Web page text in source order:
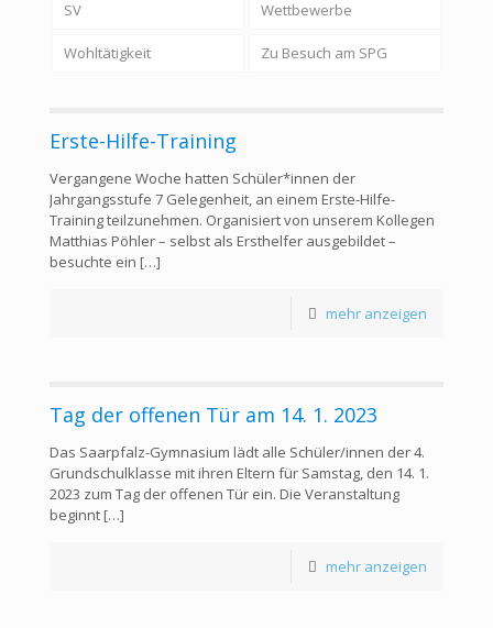
SV Wettbewerbe
Wohltätigkeit Zu Besuch am SPG
Erste-Hilfe-Training
Vergangene Woche hatten Schüler*innen der
Jahrgangsstufe 7 Gelegenheit, an einem Erste-Hilfe-
Training teilzunehmen. Organisiert von unserem Kollegen
Matthias Pöhler – selbst als Ersthelfer ausgebildet –
besuchte ein […]
mehr anzeigen
Tag der offenen Tür am 14. 1. 2023
Das Saarpfalz-Gymnasium lädt alle Schüler/innen der 4.
Grundschulklasse mit ihren Eltern für Samstag, den 14. 1.
2023 zum Tag der offenen Tür ein. Die Veranstaltung
beginnt […]
mehr anzeigen